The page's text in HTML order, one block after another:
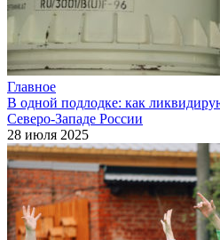
Главное
В одной подлодке: как
Северо-Западе России
28 июля 2025